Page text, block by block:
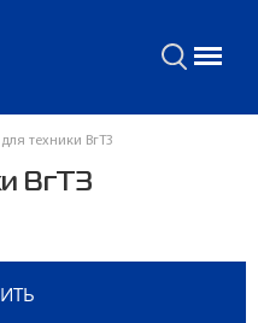
техники ВгТЗ
ВгТЗ